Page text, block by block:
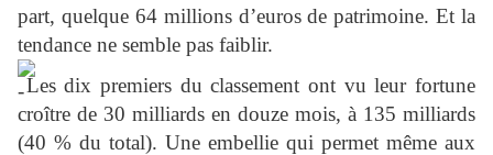
part, quelque 64 millions d’euros de patrimoine. Et la
tendance ne semble pas faiblir.
Les dix premiers du classement ont vu leur fortune
croître de 30 milliards en douze mois, à 135 milliards
(40 % du total). Une embellie qui permet même aux